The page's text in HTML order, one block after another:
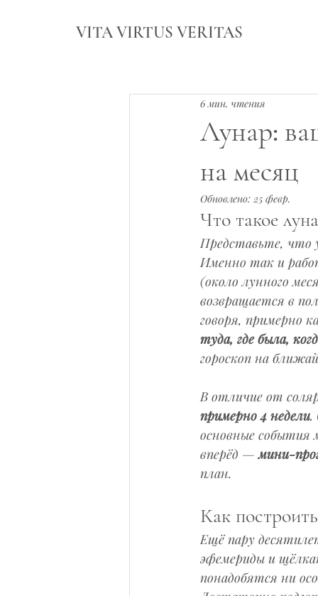
VITA VIRTUS VERITAS
Лунар:
на месяц
6 мин. чтения
Обновлено: 25 февр.
Что такое
Представьте, что
Именно так и
(около лунного
возвращается в
говоря, примерно
туда, где была,
гороскоп на
В отличие от
примерно 4 недели.
основные события
вперёд — мини-
план.
Как
Ещё пару
эфемериды и
понадобятся ни